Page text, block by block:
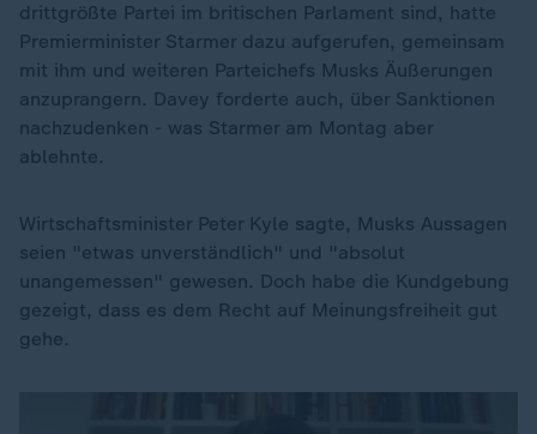
drittgrößte Partei im britischen Parlament sind, hatte
Premierminister Starmer dazu aufgerufen, gemeinsam
mit ihm und weiteren Parteichefs Musks Äußerungen
anzuprangern. Davey forderte auch, über Sanktionen
nachzudenken - was Starmer am Montag aber
ablehnte.
Wirtschaftsminister Peter Kyle sagte, Musks Aussagen
seien "etwas unverständlich" und "absolut
unangemessen" gewesen. Doch habe die Kundgebung
gezeigt, dass es dem Recht auf Meinungsfreiheit gut
gehe.